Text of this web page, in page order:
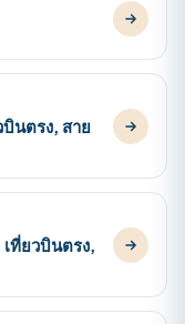
นตรง, สาย
ที่ยวบินตรง,